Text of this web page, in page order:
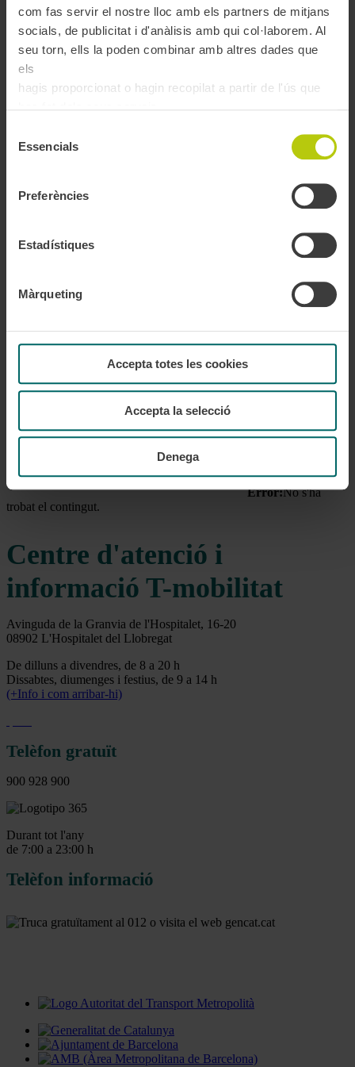
com fas servir el nostre lloc amb els partners de mitjans
socials, de publicitat i d'anàlisis amb qui col·laborem. Al
seu torn, ells la poden combinar amb altres dades que
els
hagis proporcionat o hagin recopilat a partir de l'ús que
Essencials
Preferències
Estadístiques
Màrqueting
Accepta totes les cookies
Accepta la selecció
Denega
Noticia - T-mobilitat
Vés enrere
Error:No s'ha
trobat el contingut.
Centre d'atenció i
informació T-mobilitat
Avinguda de la Granvia de l'Hospitalet, 16-20
08902 L'Hospitalet del Llobregat
De dilluns a divendres, de 8 a 20 h
Dissabtes, diumenges i festius, de 9 a 14 h
(+Info i com arribar-hi)
Telèfon gratuït
900 928 900
Durant tot l'any
de 7:00 a 23:00 h
Telèfon informació